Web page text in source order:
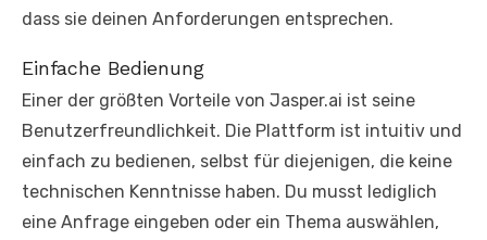
dass sie deinen Anforderungen entsprechen.
Einfache Bedienung
Einer der größten Vorteile von Jasper.ai ist seine
Benutzerfreundlichkeit. Die Plattform ist intuitiv und
einfach zu bedienen, selbst für diejenigen, die keine
technischen Kenntnisse haben. Du musst lediglich
eine Anfrage eingeben oder ein Thema auswählen,